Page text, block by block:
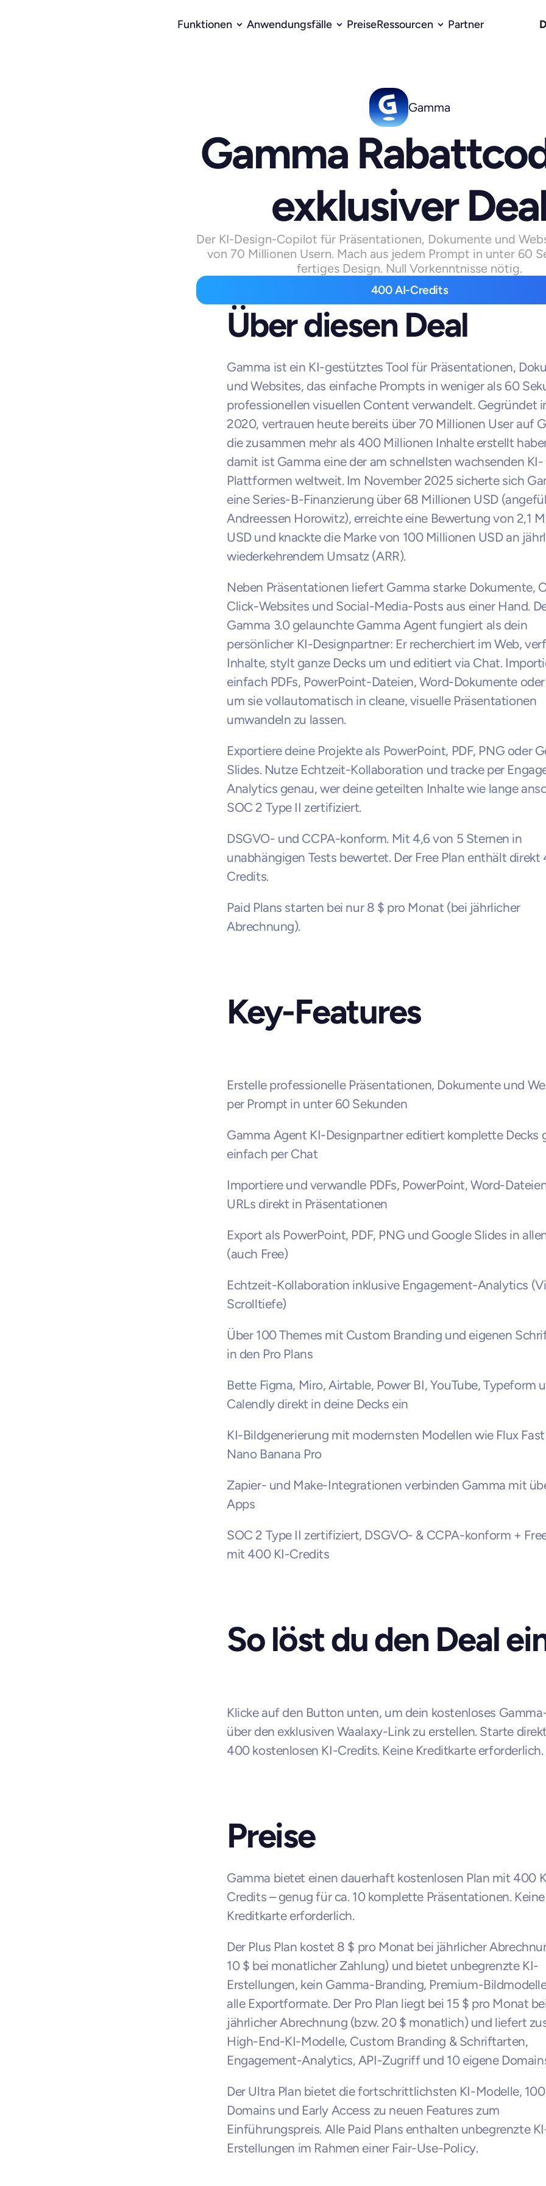
Funktionen Anwendungsfälle PreiseRessourcen Partner
Gamma
Gamma
exklusiver
Der KI-Design-Copilot für Präsentationen, Dokumente und
von 70 Millionen Usern. Mach aus jedem Prompt in unter 60
fertiges Design. Null Vorkenntnisse nötig.
400 AI-Credits
Über diesen Deal
Gamma ist ein KI-gestütztes Tool für Präsentationen,
und Websites, das einfache Prompts in weniger als 60
professionellen visuellen Content verwandelt. Gegründet
2020, vertrauen heute bereits über 70 Millionen User auf
die zusammen mehr als 400 Millionen Inhalte erstellt
damit ist Gamma eine der am schnellsten wachsenden KI-
Plattformen weltweit. Im November 2025 sicherte sich
eine Series-B-Finanzierung über 68 Millionen USD
Andreessen Horowitz), erreichte eine Bewertung von 2,1
USD und knackte die Marke von 100 Millionen USD an
wiederkehrendem Umsatz (ARR).
Neben Präsentationen liefert Gamma starke Dokumente,
Click-Websites und Social-Media-Posts aus einer Hand.
Gamma 3.0 gelaunchte Gamma Agent fungiert als dein
persönlicher KI-Designpartner: Er recherchiert im Web,
Inhalte, stylt ganze Decks um und editiert via Chat.
einfach PDFs, PowerPoint-Dateien, Word-Dokumente oder
um sie vollautomatisch in cleane, visuelle Präsentationen
umwandeln zu lassen.
Exportiere deine Projekte als PowerPoint, PDF, PNG oder
Slides. Nutze Echtzeit-Kollaboration und tracke per
Analytics genau, wer deine geteilten Inhalte wie lange
SOC 2 Type II zertifiziert.
DSGVO- und CCPA-konform. Mit 4,6 von 5 Sternen in
unabhängigen Tests bewertet. Der Free Plan enthält direkt
Credits.
Paid Plans starten bei nur 8 $ pro Monat (bei jährlicher
Abrechnung).
Key-Features
Erstelle professionelle Präsentationen, Dokumente und
per Prompt in unter 60 Sekunden
Gamma Agent KI-Designpartner editiert komplette Decks
einfach per Chat
Importiere und verwandle PDFs, PowerPoint, Word-
URLs direkt in Präsentationen
Export als PowerPoint, PDF, PNG und Google Slides in
(auch Free)
Echtzeit-Kollaboration inklusive Engagement-Analytics
Scrolltiefe)
Über 100 Themes mit Custom Branding und eigenen
in den Pro Plans
Bette Figma, Miro, Airtable, Power BI, YouTube, Typeform
Calendly direkt in deine Decks ein
KI-Bildgenerierung mit modernsten Modellen wie Flux
Nano Banana Pro
Zapier- und Make-Integrationen verbinden Gamma mit
Apps
SOC 2 Type II zertifiziert, DSGVO- & CCPA-konform +
mit 400 KI-Credits
So löst du den Deal
Klicke auf den Button unten, um dein kostenloses
über den exklusiven Waalaxy-Link zu erstellen. Starte
400 kostenlosen KI-Credits. Keine Kreditkarte erforderlich.
Preise
Gamma bietet einen dauerhaft kostenlosen Plan mit 400
Credits – genug für ca. 10 komplette Präsentationen. Keine
Kreditkarte erforderlich.
Der Plus Plan kostet 8 $ pro Monat bei jährlicher
10 $ bei monatlicher Zahlung) und bietet unbegrenzte KI-
Erstellungen, kein Gamma-Branding, Premium-
alle Exportformate. Der Pro Plan liegt bei 15 $ pro Monat
jährlicher Abrechnung (bzw. 20 $ monatlich) und liefert
High-End-KI-Modelle, Custom Branding & Schriftarten,
Engagement-Analytics, API-Zugriff und 10 eigene
Der Ultra Plan bietet die fortschrittlichsten KI-Modelle,
Domains und Early Access zu neuen Features zum
Einführungspreis. Alle Paid Plans enthalten unbegrenzte
Erstellungen im Rahmen einer Fair-Use-Policy.